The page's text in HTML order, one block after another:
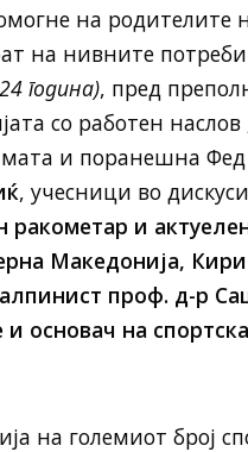
на родителите
на нивните
година), пред
со работен наслов
и поранешна
, учесници во
ракометар и
Македонија,
проф. д-р
основач на
на големиот број